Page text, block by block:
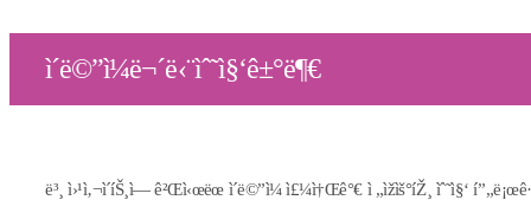
ì´ë©”ì¼ë¬´ë‹¨ìˆ˜ì§‘ê±°ë¶€
ë³¸ ì›¹ì‚¬ì´íŠ¸ì— ê²Œì‹œëœ ì´ë©”ì¼ ì£¼ì†Œê°€ ì „ìžìš°íŽ¸ ìˆ˜ì§‘